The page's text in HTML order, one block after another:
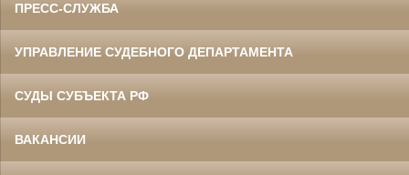
ПРЕСС-СЛУЖБА
УПРАВЛЕНИЕ СУДЕБНОГО ДЕПАРТАМЕНТА
СУДЫ СУБЪЕКТА РФ
ВАКАНСИИ